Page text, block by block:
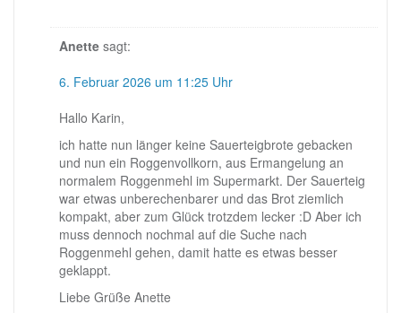
Anette sagt:
6. Februar 2026 um 11:25 Uhr
Hallo Karin,
ich hatte nun länger keine Sauerteigbrote gebacken
und nun ein Roggenvollkorn, aus Ermangelung an
normalem Roggenmehl im Supermarkt. Der Sauerteig
war etwas unberechenbarer und das Brot ziemlich
kompakt, aber zum Glück trotzdem lecker :D Aber ich
muss dennoch nochmal auf die Suche nach
Roggenmehl gehen, damit hatte es etwas besser
geklappt.
Liebe Grüße Anette